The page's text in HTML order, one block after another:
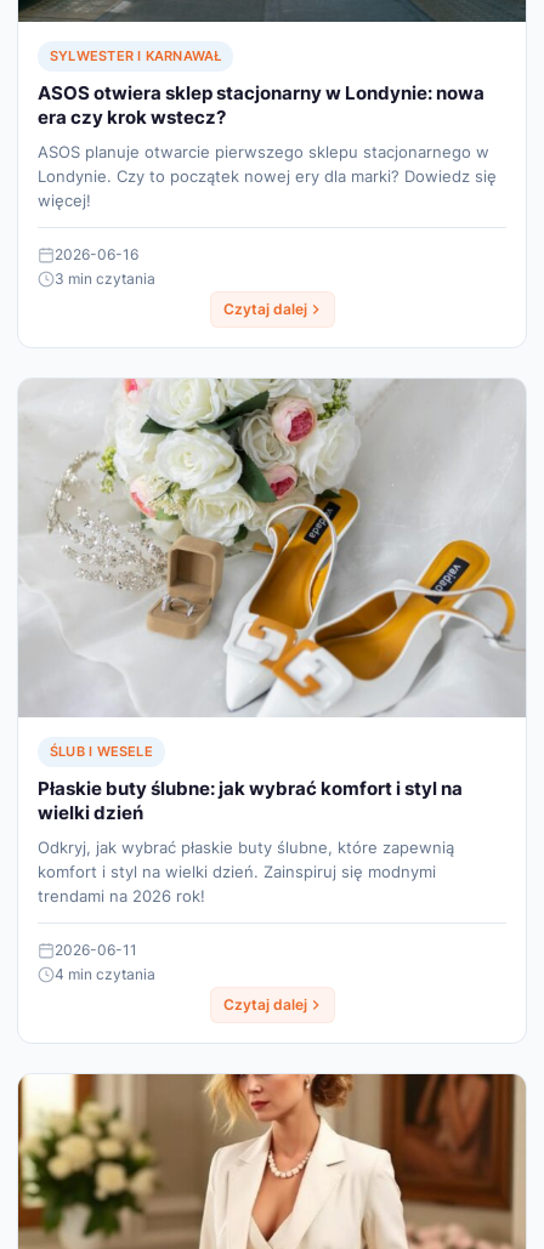
SYLWESTER I KARNAWAŁ
ASOS otwiera sklep stacjonarny w Londynie: nowa
era czy krok wstecz?
ASOS planuje otwarcie pierwszego sklepu stacjonarnego w
Londynie. Czy to początek nowej ery dla marki? Dowiedz się
więcej!
2026-06-16
3 min czytania
Czytaj dalej
ŚLUB I WESELE
Płaskie buty ślubne: jak wybrać komfort i styl na
wielki dzień
Odkryj, jak wybrać płaskie buty ślubne, które zapewnią
komfort i styl na wielki dzień. Zainspiruj się modnymi
trendami na 2026 rok!
2026-06-11
4 min czytania
Czytaj dalej